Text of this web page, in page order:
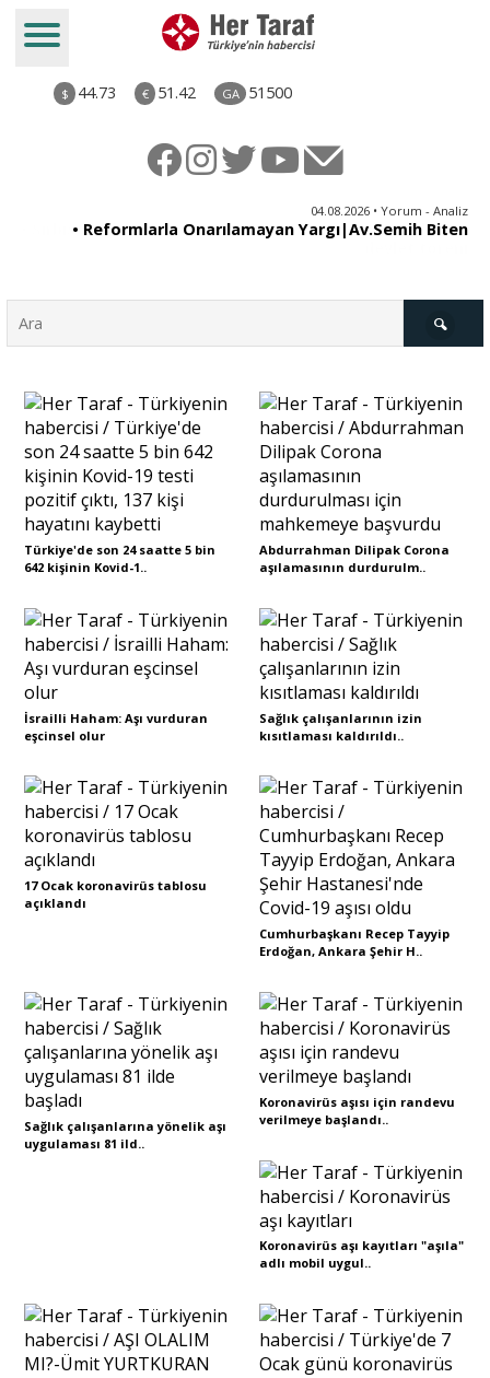
$ 44.73 € 51.42 GA 51500
04.08.2026 • Yorum - Analiz
• Reformlarla Onarılamayan Yargı|Av.Semih Biten
Türkiye
Derkenar
Sivil Toplum
Kültür - Sanat
Ekonomi
Yorum - Analiz
Söyleşi
Portre
Yazarlar
Eğitim
Ankara Analiz
Türkiye'de son 24 saatte 5 bin
642 kişinin Kovid-1..
Abdurrahman Dilipak Corona
aşılamasının durdurulm..
İsrailli Haham: Aşı vurduran
eşcinsel olur
Sağlık çalışanlarının izin
kısıtlaması kaldırıldı..
17 Ocak koronavirüs tablosu
açıklandı
Cumhurbaşkanı Recep Tayyip
Erdoğan, Ankara Şehir H..
Sağlık çalışanlarına yönelik aşı
uygulaması 81 ild..
Koronavirüs aşısı için randevu
verilmeye başlandı..
Koronavirüs aşı kayıtları "aşıla"
adlı mobil uygul..